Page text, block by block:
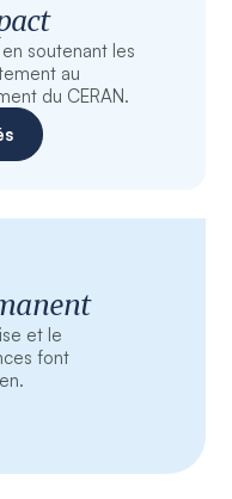
soutenant les
au
du CERAN.
et le
font